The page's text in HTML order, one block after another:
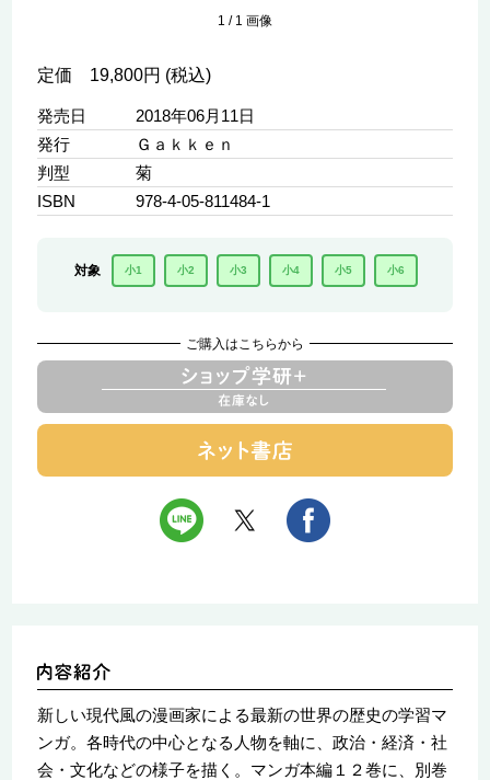
1 / 1 画像
定価 19,800円 (税込)
発売日
2018年06月11日
発行
Ｇａｋｋｅｎ
判型
菊
ISBN
978-4-05-811484-1
対象 小1 小2 小3 小4 小5 小6
ご購入はこちらから
新しい現代風の漫画家による最新の世界の歴史の学習マ
ンガ。各時代の中心となる人物を軸に、政治・経済・社
会・文化などの様子を描く。マンガ本編１２巻に、別巻